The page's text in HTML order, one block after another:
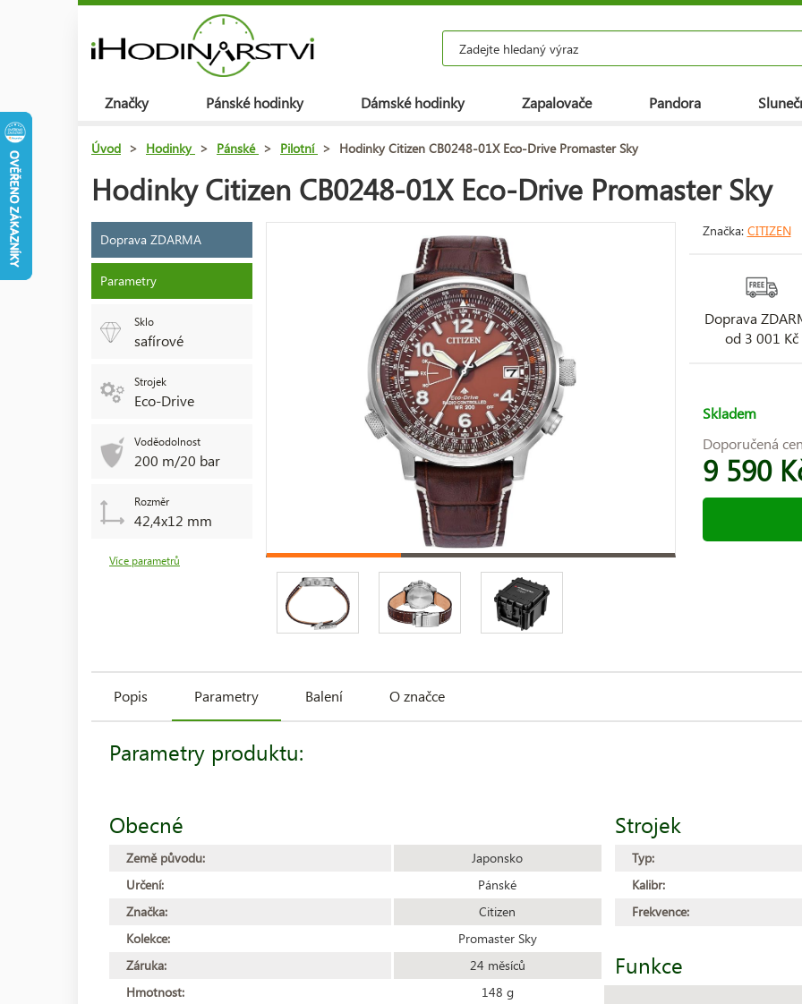
Značky Pánské hodinky Dámské hodinky Zapalovače Pandora
Úvod > Hodinky > Pánské > Pilotní > Hodinky Citizen CB0248-01X Eco-Drive Promaster Sky
Hodinky Citizen CB0248-01X Eco-Drive Promaster Sky
Doprava ZDARMA
Parametry
Sklo
safírové
Strojek
Eco-Drive
Voděodolnost
200 m/20 bar
Rozměr
42,4x12 mm
Více parametrů
Značka: CITIZEN
Doprava
od 3 001 Kč
Skladem
Doporučená
9 590
Popis Parametry Balení O značce
Parametry produktu:
Obecné
Země původu:
Japonsko
Určení:
Pánské
Značka:
Citizen
Kolekce:
Promaster Sky
Záruka:
24 měsíců
Hmotnost:
148 g
Strojek
Typ:
Kalibr:
Frekvence:
Funkce